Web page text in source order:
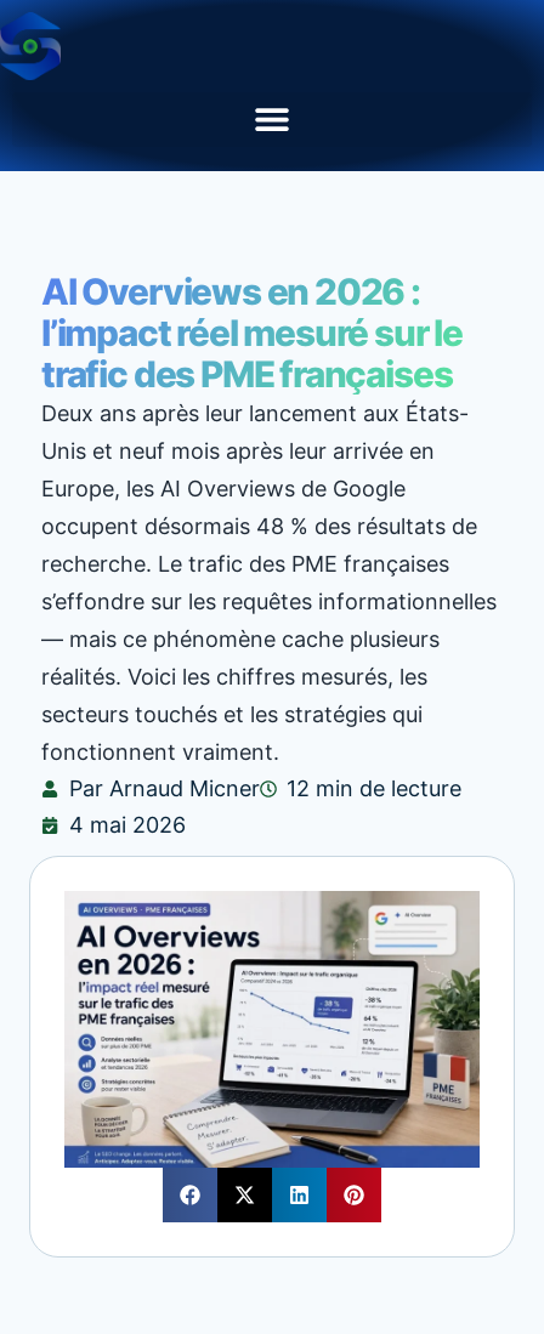
AI Overviews en 2026 :
l’impact réel mesuré sur le
trafic des PME françaises
Deux ans après leur lancement aux États-
Unis et neuf mois après leur arrivée en
Europe, les AI Overviews de Google
occupent désormais 48 % des résultats de
recherche. Le trafic des PME françaises
s’effondre sur les requêtes informationnelles
— mais ce phénomène cache plusieurs
réalités. Voici les chiffres mesurés, les
secteurs touchés et les stratégies qui
fonctionnent vraiment.
Par Arnaud Micner
12 min de lecture
4 mai 2026